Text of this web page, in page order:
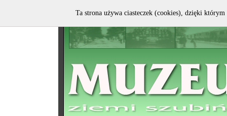
Ta strona używa ciasteczek (cookies), dzięki